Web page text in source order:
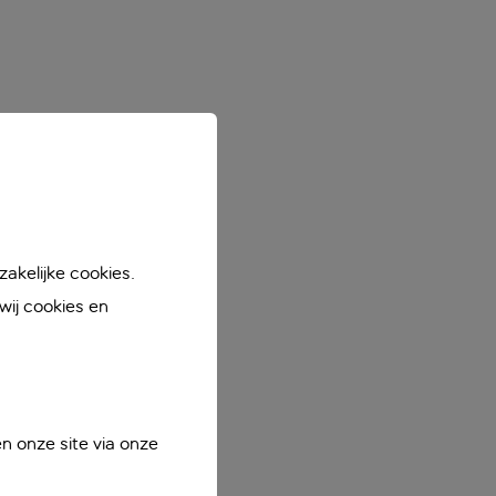
cookies.
cookies en
onze site via onze